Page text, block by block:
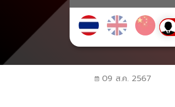
09 ส.ค. 2567